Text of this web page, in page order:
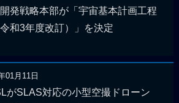
発戦略本部が「宇宙基本計画工程
和3年度改訂）」を決定
01月11日
がSLAS対応の小型空撮ドローン